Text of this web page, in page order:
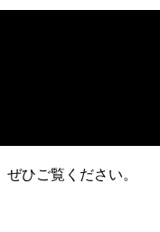
ひご覧ください。